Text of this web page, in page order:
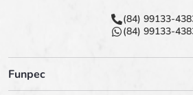
(84) 99133-
(84) 99133-
Funpec